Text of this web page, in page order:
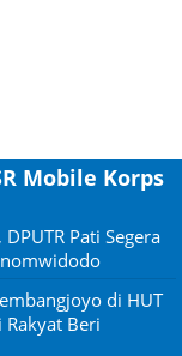
Mobile Korps
Pati Segera
di HUT
Beri